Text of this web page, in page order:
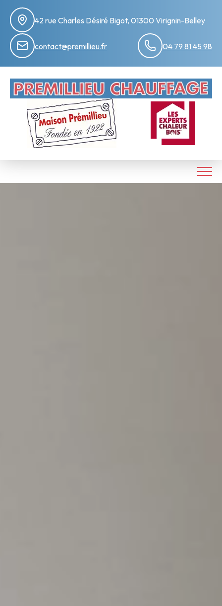
42 rue Charles Désiré Bigot, 01300 Virignin-Belley
contact@premillieu.fr 04 79 81 45 98